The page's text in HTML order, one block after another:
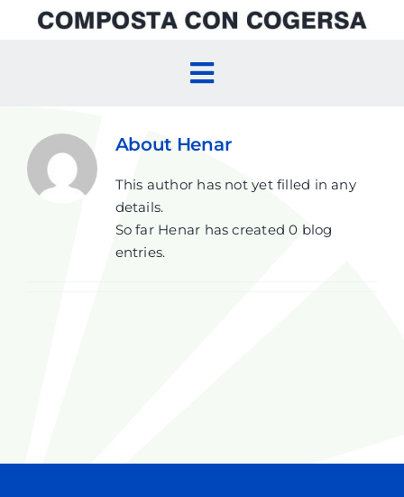
Toggle
Compostaje Doméstico
Compostaje Comunitario
About Henar
This author has not yet filled in any
details.
So far Henar has created 0 blog
entries.